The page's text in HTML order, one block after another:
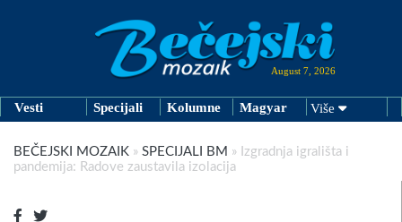
August 7, 2026
Vesti Specijali Kolumne Magyar Više
BEČEJSKI MOZAIK » SPECIJALI BM » Izgradnja igrališta i
pandemija: Radove zaustavila izolacija